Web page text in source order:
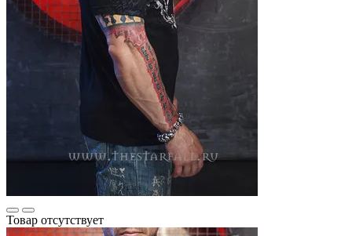
Товар отсутствует